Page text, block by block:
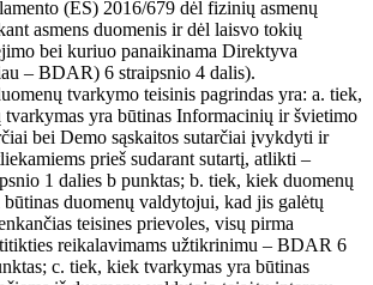
(ES) 2016/679 dėl fizinių asmenų
asmens duomenis ir dėl laisvo tokių
bei kuriuo panaikinama Direktyva
– BDAR) 6 straipsnio 4 dalis).
tvarkymo teisinis pagrindas yra: a. tiek,
tvarkymas yra būtinas Informacinių ir švietimo
bei Demo sąskaitos sutarčiai įvykdyti ir
prieš sudarant sutartį, atlikti –
1 dalies b punktas; b. tiek, kiek duomenų
duomenų valdytojui, kad jis galėtų
teisines prievoles, visų pirma
reikalavimams užtikrinimu – BDAR 6
c. tiek, kiek tvarkymas yra būtinas